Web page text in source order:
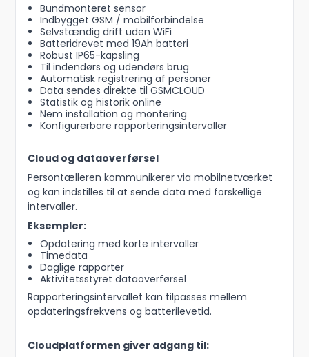
Bundmonteret sensor
Indbygget GSM / mobilforbindelse
Selvstændig drift uden WiFi
Batteridrevet med 19Ah batteri
Robust IP65-kapsling
Til indendørs og udendørs brug
Automatisk registrering af personer
Data sendes direkte til GSMCLOUD
Statistik og historik online
Nem installation og montering
Konfigurerbare rapporteringsintervaller
Cloud og dataoverførsel
Persontælleren kommunikerer via mobilnetværket
og kan indstilles til at sende data med forskellige
intervaller.
Eksempler:
Opdatering med korte intervaller
Timedata
Daglige rapporter
Aktivitetsstyret dataoverførsel
Rapporteringsintervallet kan tilpasses mellem
opdateringsfrekvens og batterilevetid.
Cloudplatformen giver adgang til: